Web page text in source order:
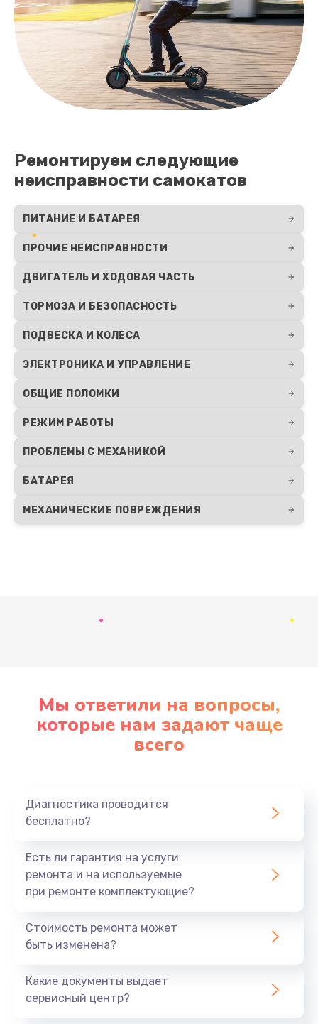
Ремонтируем следующие
неисправности самокатов
ПИТАНИЕ И БАТАРЕЯ
ПРОЧИЕ НЕИСПРАВНОСТИ
ДВИГАТЕЛЬ И ХОДОВАЯ ЧАСТЬ
ТОРМОЗА И БЕЗОПАСНОСТЬ
ПОДВЕСКА И КОЛЕСА
ЭЛЕКТРОНИКА И УПРАВЛЕНИЕ
ОБЩИЕ ПОЛОМКИ
РЕЖИМ РАБОТЫ
ПРОБЛЕМЫ С МЕХАНИКОЙ
БАТАРЕЯ
МЕХАНИЧЕСКИЕ ПОВРЕЖДЕНИЯ
Мы ответили на вопросы,
которые нам задают чаще
всего
Диагностика проводится
бесплатно?
Есть ли гарантия на услуги
ремонта и на используемые
при ремонте комплектующие?
Стоимость ремонта может
быть изменена?
Какие документы выдает
сервисный центр?